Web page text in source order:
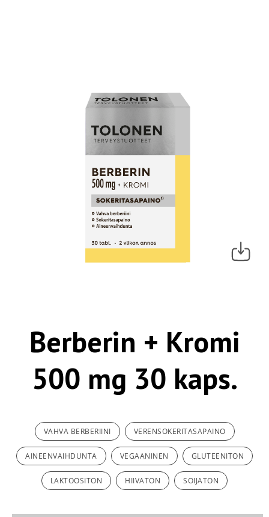
Berberin + Kromi
500 mg 30 kaps.
VAHVA BERBERIINI VERENSOKERITASAPAINO
AINEENVAIHDUNTA VEGAANINEN GLUTEENITON
LAKTOOSITON HIIVATON SOIJATON